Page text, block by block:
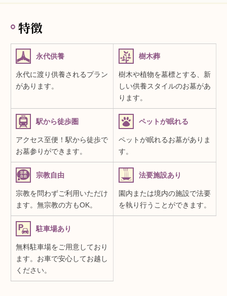
特徴
永代供養
永代に渡り供養されるプラン
があります。
樹木葬
樹木や植物を墓標とする、新
しい供養スタイルのお墓があ
ります。
駅から徒歩圏
アクセス至便！駅から徒歩で
お墓参りができます。
ペットが眠れる
ペットが眠れるお墓がありま
す。
宗教自由
宗教を問わずご利用いただけ
ます。無宗教の方もOK。
法要施設あり
園内または境内の施設で法要
を執り行うことができます。
駐車場あり
無料駐車場をご用意しており
ます。お車で安心してお越し
ください。